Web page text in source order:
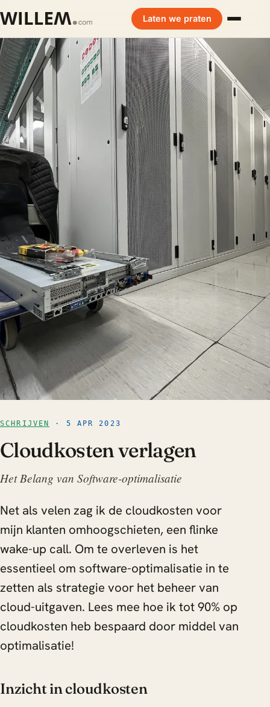
Laten we praten
SCHRIJVEN · 5 APR 2023
Cloudkosten verlagen
Het Belang van Software-optimalisatie
Net als velen zag ik de cloudkosten voor
mijn klanten omhoogschieten, een flinke
wake-up call. Om te overleven is het
essentieel om software-optimalisatie in te
zetten als strategie voor het beheer van
cloud-uitgaven. Lees mee hoe ik tot 90% op
cloudkosten heb bespaard door middel van
optimalisatie!
Inzicht in cloudkosten